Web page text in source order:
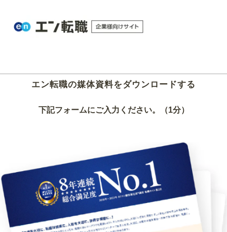
エン転職の媒体資料をダウンロードする
下記フォームにご入力ください。（1分）